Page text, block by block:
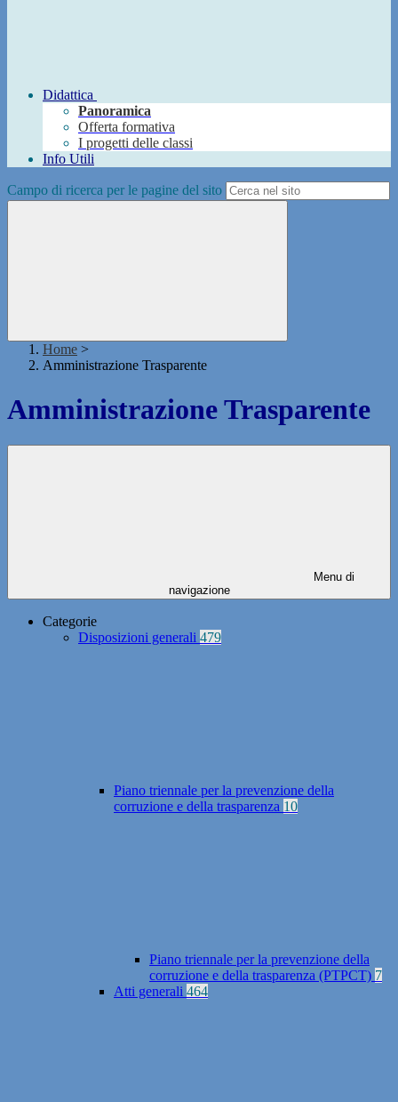
Didattica
Panoramica
Offerta formativa
I progetti delle classi
Info Utili
Campo di ricerca per le pagine del sito
Home >
Amministrazione Trasparente
Amministrazione Trasparente
Menu di
navigazione
Categorie
Disposizioni generali 479
Piano triennale per la prevenzione della
corruzione e della trasparenza 10
Piano triennale per la prevenzione della
corruzione e della trasparenza (PTPCT) 7
Atti generali 464